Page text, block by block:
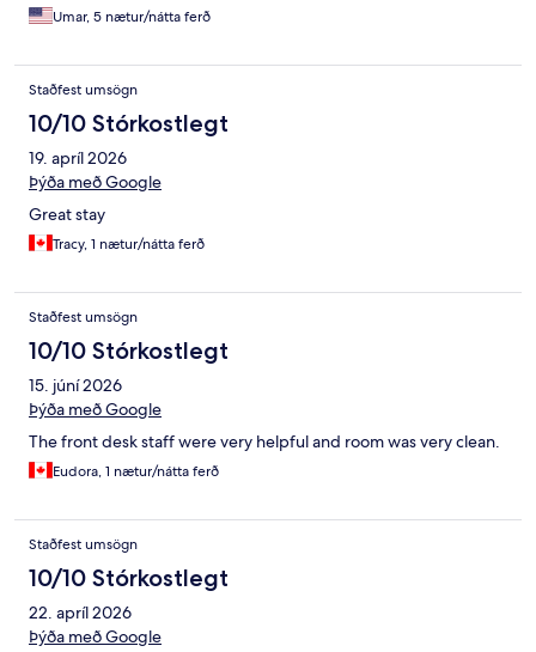
Umar, 5 nætur/nátta ferð
Staðfest umsögn
10/10 Stórkostlegt
19. apríl 2026
Þýða með Google
Great stay
Tracy, 1 nætur/nátta ferð
Staðfest umsögn
10/10 Stórkostlegt
15. júní 2026
Þýða með Google
The front desk staff were very helpful and room was very clean.
Eudora, 1 nætur/nátta ferð
Staðfest umsögn
10/10 Stórkostlegt
22. apríl 2026
Þýða með Google